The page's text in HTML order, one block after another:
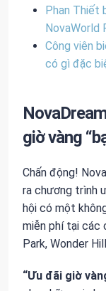
Phan Thiết
NovaWorld
Công viên
có gì đặc
giờ vàng
Chấn động!
ra chương trình
hội có một
miễn phí tại các
Park, Wonder
“Ưu đãi giờ